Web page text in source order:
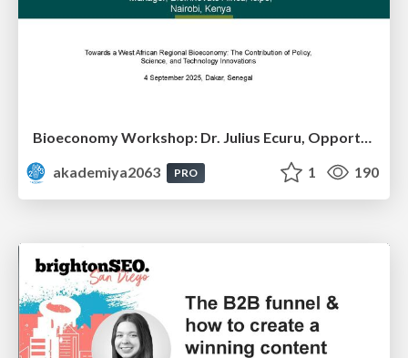
Bioeconomy Workshop: Dr. Julius Ecuru, Opportunities for a Bioeconomy in West Africa
akademiya2063
PRO 1 190